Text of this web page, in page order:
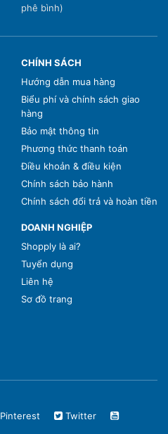
phê bình)
CHÍNH SÁCH
Hướng dẫn mua hàng
Biểu phí và chính sách giao
hàng
Bảo mật thông tin
Phương thức thanh toán
Điều khoản & điều kiện
Chính sách bảo hành
Chính sách đổi trả và hoàn tiền
DOANH NGHIỆP
Shopply là ai?
Tuyển dụng
Liên hệ
Sơ đồ trang
Pinterest
Twitter